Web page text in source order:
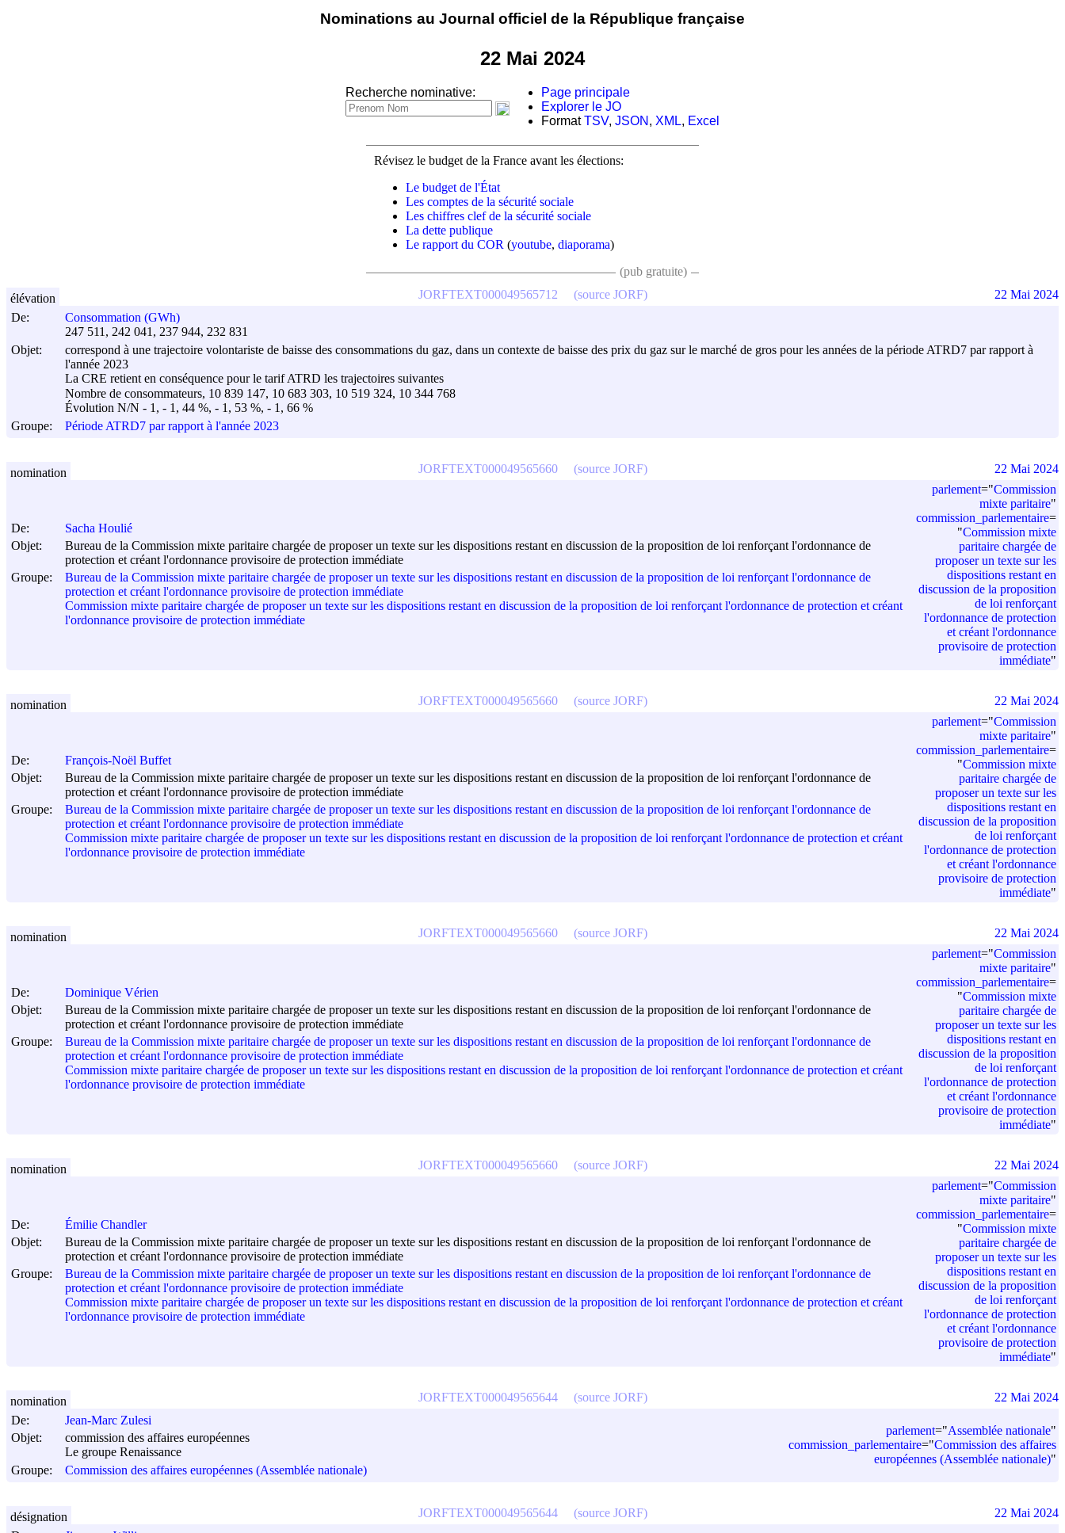
Nominations au Journal officiel de la République française
22 Mai 2024
Recherche nominative:
Page principale
Explorer le JO
FormatTSV, JSON , XML, Excel
Révisez le budget de la France avant les élections:
Le budget de l'État
Les comptes de la sécurité sociale
Les chiffres clef de la sécurité sociale
La dette publique
Le rapport du COR (youtube, diaporama)
(pub gratuite)
De:
Consommation (GWh)
247 511, 242 041, 237 944, 232 831
Objet:
correspond à une trajectoire volontariste de baisse des consommations du gaz, dans un contexte de baisse des prix du gaz sur le marché de gros pour les années de la période ATRD7 par rapport à
l'année 2023
La CRE retient en conséquence pour le tarif ATRD les trajectoires suivantes
Nombre de consommateurs, 10 839 147, 10 683 303, 10 519 324, 10 344 768
Évolution N/N - 1, - 1, 44 %, - 1, 53 %, - 1, 66 %
Groupe:
Période ATRD7 par rapport à l'année 2023
JORFTEXT000049565712 (source JORF)
élévation 22 Mai 2024
De:
Sacha Houlié
Objet:
Bureau de la Commission mixte paritaire chargée de proposer un texte sur les dispositions restant en discussion de la proposition de loi renforçant l'ordonnance de
protection et créant l'ordonnance provisoire de protection immédiate
Groupe:
Bureau de la Commission mixte paritaire chargée de proposer un texte sur les dispositions restant en discussion de la proposition de loi renforçant l'ordonnance de
protection et créant l'ordonnance provisoire de protection immédiate
Commission mixte paritaire chargée de proposer un texte sur les dispositions restant en discussion de la proposition de loi renforçant l'ordonnance de protection et créant
l'ordonnance provisoire de protection immédiate
parlement="Commission
mixte paritaire"
commission_parlementaire=
"Commission mixte
paritaire chargée de
proposer un texte sur les
dispositions restant en
discussion de la proposition
de loi renforçant
l'ordonnance de protection
et créant l'ordonnance
provisoire de protection
immédiate"
JORFTEXT000049565660 (source JORF)
nomination 22 Mai 2024
De:
François-Noël Buffet
Objet:
Bureau de la Commission mixte paritaire chargée de proposer un texte sur les dispositions restant en discussion de la proposition de loi renforçant l'ordonnance de
protection et créant l'ordonnance provisoire de protection immédiate
Groupe:
Bureau de la Commission mixte paritaire chargée de proposer un texte sur les dispositions restant en discussion de la proposition de loi renforçant l'ordonnance de
protection et créant l'ordonnance provisoire de protection immédiate
Commission mixte paritaire chargée de proposer un texte sur les dispositions restant en discussion de la proposition de loi renforçant l'ordonnance de protection et créant
l'ordonnance provisoire de protection immédiate
parlement="Commission
mixte paritaire"
commission_parlementaire=
"Commission mixte
paritaire chargée de
proposer un texte sur les
dispositions restant en
discussion de la proposition
de loi renforçant
l'ordonnance de protection
et créant l'ordonnance
provisoire de protection
immédiate"
JORFTEXT000049565660 (source JORF)
nomination 22 Mai 2024
De:
Dominique Vérien
Objet:
Bureau de la Commission mixte paritaire chargée de proposer un texte sur les dispositions restant en discussion de la proposition de loi renforçant l'ordonnance de
protection et créant l'ordonnance provisoire de protection immédiate
Groupe:
Bureau de la Commission mixte paritaire chargée de proposer un texte sur les dispositions restant en discussion de la proposition de loi renforçant l'ordonnance de
protection et créant l'ordonnance provisoire de protection immédiate
Commission mixte paritaire chargée de proposer un texte sur les dispositions restant en discussion de la proposition de loi renforçant l'ordonnance de protection et créant
l'ordonnance provisoire de protection immédiate
parlement="Commission
mixte paritaire"
commission_parlementaire=
"Commission mixte
paritaire chargée de
proposer un texte sur les
dispositions restant en
discussion de la proposition
de loi renforçant
l'ordonnance de protection
et créant l'ordonnance
provisoire de protection
immédiate"
JORFTEXT000049565660 (source JORF)
nomination 22 Mai 2024
De:
Émilie Chandler
Objet:
Bureau de la Commission mixte paritaire chargée de proposer un texte sur les dispositions restant en discussion de la proposition de loi renforçant l'ordonnance de
protection et créant l'ordonnance provisoire de protection immédiate
Groupe:
Bureau de la Commission mixte paritaire chargée de proposer un texte sur les dispositions restant en discussion de la proposition de loi renforçant l'ordonnance de
protection et créant l'ordonnance provisoire de protection immédiate
Commission mixte paritaire chargée de proposer un texte sur les dispositions restant en discussion de la proposition de loi renforçant l'ordonnance de protection et créant
l'ordonnance provisoire de protection immédiate
parlement="Commission
mixte paritaire"
commission_parlementaire=
"Commission mixte
paritaire chargée de
proposer un texte sur les
dispositions restant en
discussion de la proposition
de loi renforçant
l'ordonnance de protection
et créant l'ordonnance
provisoire de protection
immédiate"
JORFTEXT000049565660 (source JORF)
nomination 22 Mai 2024
De:
Jean-Marc Zulesi
Objet:
commission des affaires européennes
Le groupe Renaissance
Groupe:
Commission des affaires européennes (Assemblée nationale)
parlement="Assemblée nationale"
commission_parlementaire="Commission des affaires
européennes (Assemblée nationale)"
JORFTEXT000049565644 (source JORF)
nomination 22 Mai 2024
JORFTEXT000049565644 (source JORF)
désignation 22 Mai 2024